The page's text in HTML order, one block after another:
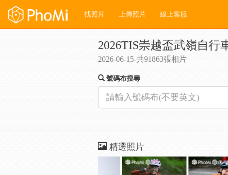
找照片 上傳照片 線上客服
2026TIS崇越盃武嶺自行
2026-06-15-共91863張相片
號碼布搜尋
精選照片